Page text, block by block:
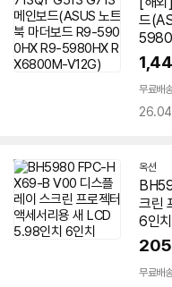
드
무료배송
옥션
크린
6인치
무료배송